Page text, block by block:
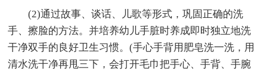
(2)通过故事、谈话、儿歌等形式，巩固正确的洗
手、擦脸的方法。并培养幼儿手脏时养成即时独立地洗
干净双手的良好卫生习惯。(手心手背用肥皂洗一洗，用
清水洗干净再甩三下，会打开毛巾把手心、手背、手腕